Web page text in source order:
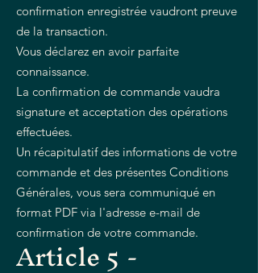
confirmation enregistrée vaudront preuve
de la transaction.
Vous déclarez en avoir parfaite
connaissance.
La confirmation de commande vaudra
signature et acceptation des opérations
effectuées.
Un récapitulatif des informations de votre
commande et des présentes Conditions
Générales, vous sera communiqué en
format PDF via l'adresse e-mail de
confirmation de votre commande.
Article 5 -